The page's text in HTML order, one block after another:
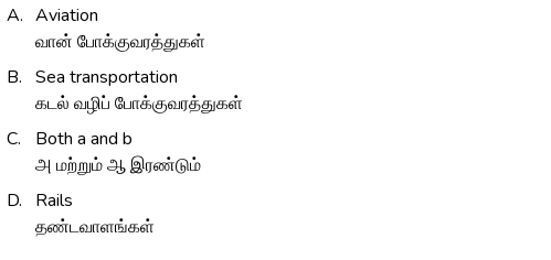
A. Aviation
வான் போக்குவரத்துகள்
B.
Sea transportation
கடல் வழிப் போக்குவரத்துகள்
C.
Both a and b
அ மற்றும் ஆ இரண்டும்
D.
Rails
தண்டவாளங்கள்